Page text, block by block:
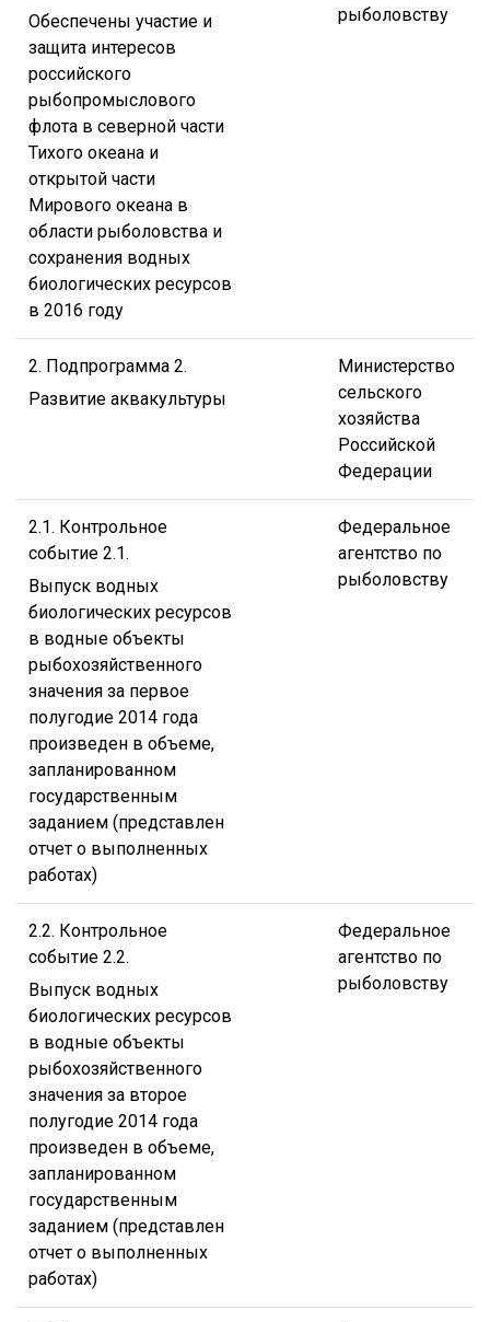
Обеспечены участие и
защита интересов
российского
рыбопромыслового
флота в северной части
Тихого океана и
открытой части
Мирового океана в
области рыболовства и
сохранения водных
биологических ресурсов
в 2016 году
рыболовству
2. Подпрограмма 2.
Развитие аквакультуры
Министерство
сельского
хозяйства
Российской
Федерации
2.1. Контрольное
событие 2.1.
Выпуск водных
биологических ресурсов
в водные объекты
рыбохозяйственного
значения за первое
полугодие 2014 года
произведен в объеме,
запланированном
государственным
заданием (представлен
отчет о выполненных
работах)
Федеральное
агентство по
рыболовству
2.2. Контрольное
событие 2.2.
Выпуск водных
биологических ресурсов
в водные объекты
рыбохозяйственного
значения за второе
полугодие 2014 года
произведен в объеме,
запланированном
государственным
заданием (представлен
отчет о выполненных
работах)
Федеральное
агентство по
рыболовству